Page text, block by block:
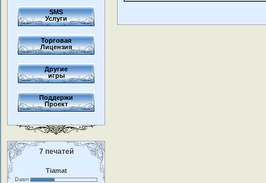
SMS
Услуги
Торговая
Лицензия
Другие
игры
Поддержи
Проект
7 печатей
Tiamat
Dawn